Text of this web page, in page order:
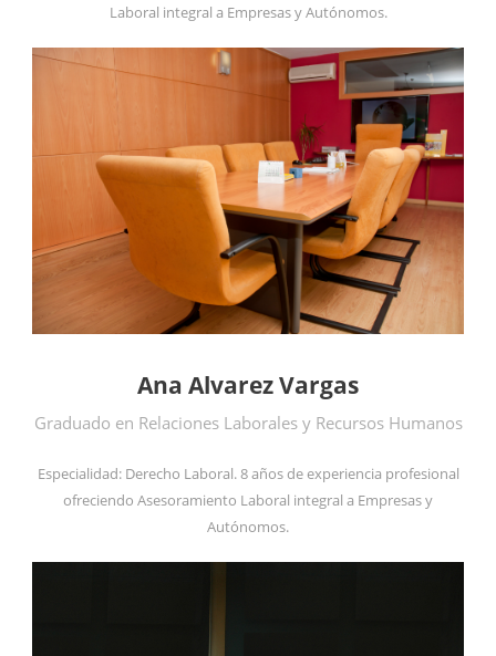
Laboral integral a Empresas y Autónomos.
Ana Alvarez Vargas
Graduado en Relaciones Laborales y Recursos Humanos
Especialidad: Derecho Laboral. 8 años de experiencia profesional
ofreciendo Asesoramiento Laboral integral a Empresas y
Autónomos.